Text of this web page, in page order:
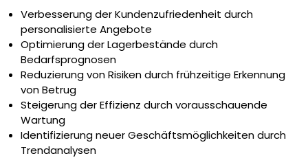
Verbesserung der Kundenzufriedenheit durch
personalisierte Angebote
Optimierung der Lagerbestände durch
Bedarfsprognosen
Reduzierung von Risiken durch frühzeitige Erkennung
von Betrug
Steigerung der Effizienz durch vorausschauende
Wartung
Identifizierung neuer Geschäftsmöglichkeiten durch
Trendanalysen